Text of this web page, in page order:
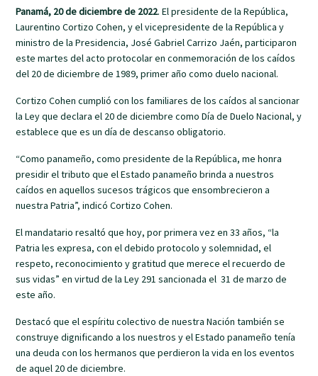
Panamá, 20 de diciembre de 2022. El presidente de la República,
Laurentino Cortizo Cohen, y el vicepresidente de la República y
ministro de la Presidencia, José Gabriel Carrizo Jaén, participaron
este martes del acto protocolar en conmemoración de los caídos
del 20 de diciembre de 1989, primer año como duelo nacional.
Cortizo Cohen cumplió con los familiares de los caídos al sancionar
la Ley que declara el 20 de diciembre como Día de Duelo Nacional, y
establece que es un día de descanso obligatorio.
“Como panameño, como presidente de la República, me honra
presidir el tributo que el Estado panameño brinda a nuestros
caídos en aquellos sucesos trágicos que ensombrecieron a
nuestra Patria”, indicó Cortizo Cohen.
El mandatario resaltó que hoy, por primera vez en 33 años, “la
Patria les expresa, con el debido protocolo y solemnidad, el
respeto, reconocimiento y gratitud que merece el recuerdo de
sus vidas” en virtud de la Ley 291 sancionada el 31 de marzo de
este año.
Destacó que el espíritu colectivo de nuestra Nación también se
construye dignificando a los nuestros y el Estado panameño tenía
una deuda con los hermanos que perdieron la vida en los eventos
de aquel 20 de diciembre.